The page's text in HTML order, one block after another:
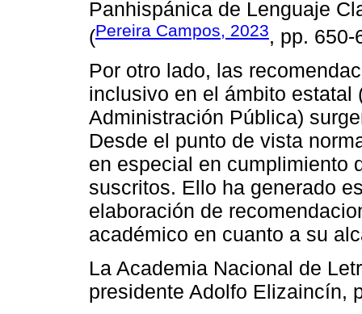
Panhispánica de Lenguaje
(Pereira Campos, 2023, pp. 650-
Por otro lado, las
inclusivo en el ámbito estatal
Administración Pública)
Desde el punto de vista
en especial en cumplimiento
suscritos. Ello ha generado
elaboración de
académico en cuanto a su
La Academia Nacional de
presidente Adolfo Elizaincín,